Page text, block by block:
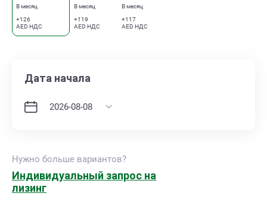
В месяц
+126
AED НДС
В месяц
+119
AED НДС
В месяц
+117
AED НДС
Дата начала
Нужно больше вариантов?
Индивидуальный запрос на
лизинг